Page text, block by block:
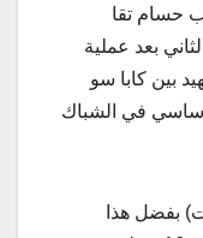
حسام تقا
بعد عملية
بين كابا سو
ساسي في الشباك
(لعب 6 مباريات) بفضل هذا